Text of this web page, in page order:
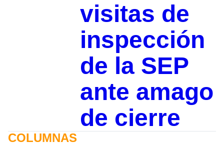
visitas de
inspección
de la SEP
ante amago
de cierre
COLUMNAS